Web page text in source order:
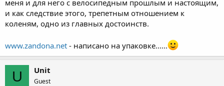
меня и для него с велосипедным прошлым и настоящим,
и как следствие этого, трепетным отношением к
коленям, одно из главных достоинств.
www.zandona.net - написано на упаковке......
U Unit
Guest